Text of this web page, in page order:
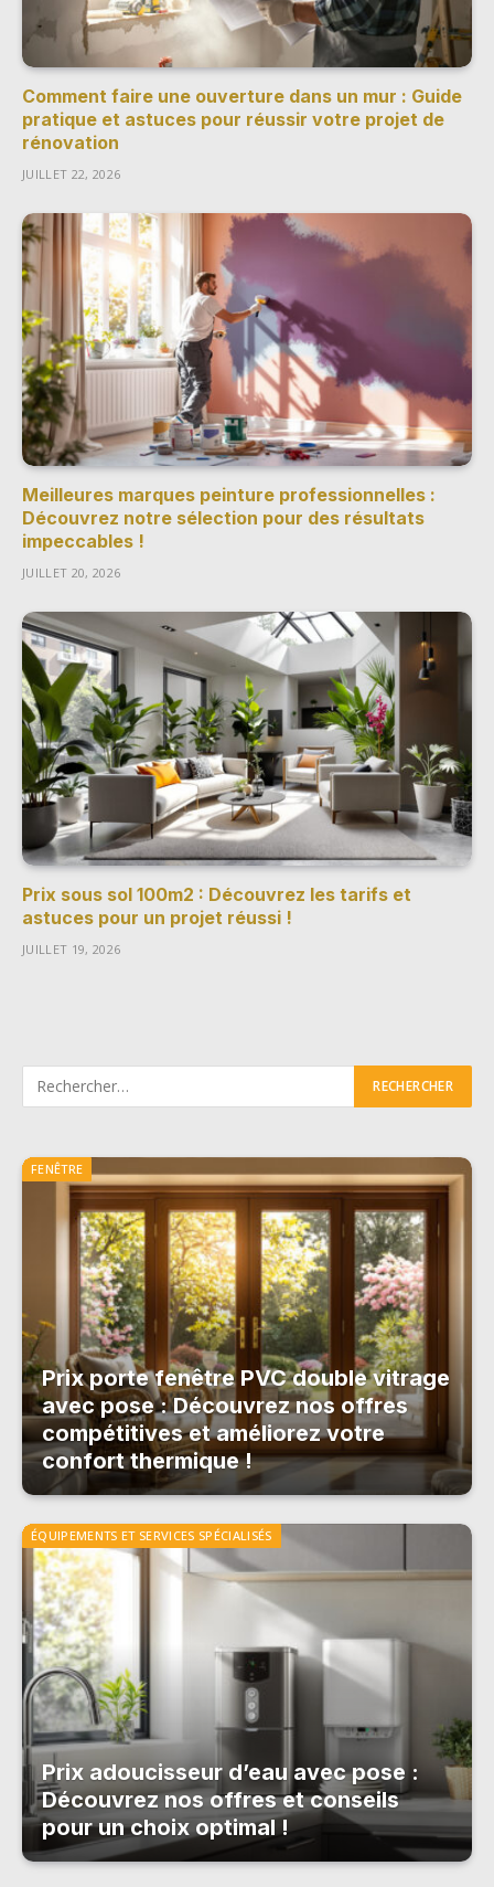
Comment faire une ouverture dans un mur : Guide
pratique et astuces pour réussir votre projet de
rénovation
JUILLET 22, 2026
Meilleures marques peinture professionnelles :
Découvrez notre sélection pour des résultats
impeccables !
JUILLET 20, 2026
Prix sous sol 100m2 : Découvrez les tarifs et
astuces pour un projet réussi !
JUILLET 19, 2026
FENÊTRE
Prix porte fenêtre PVC double vitrage
avec pose : Découvrez nos offres
compétitives et améliorez votre
confort thermique !
ÉQUIPEMENTS ET SERVICES SPÉCIALISÉS
Prix adoucisseur d’eau avec pose :
Découvrez nos offres et conseils
pour un choix optimal !